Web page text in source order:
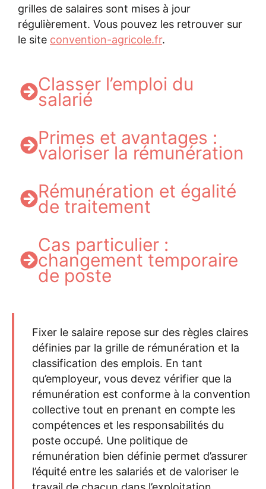
grilles de salaires sont mises à jour
régulièrement. Vous pouvez les retrouver sur
le site convention-agricole.fr.
Classer l’emploi du
salarié
Primes et avantages :
valoriser la rémunération
Rémunération et égalité
de traitement
Cas particulier :
changement temporaire
de poste
Fixer le salaire repose sur des règles claires
définies par la grille de rémunération et la
classification des emplois. En tant
qu’employeur, vous devez vérifier que la
rémunération est conforme à la convention
collective tout en prenant en compte les
compétences et les responsabilités du
poste occupé. Une politique de
rémunération bien définie permet d’assurer
l’équité entre les salariés et de valoriser le